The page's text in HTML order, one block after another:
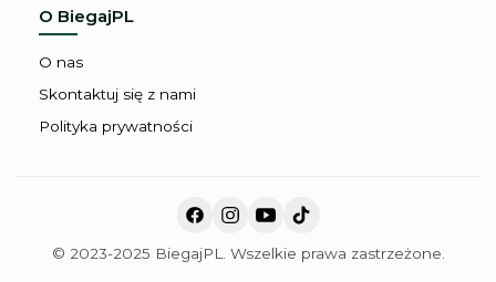
O BiegajPL
O nas
Skontaktuj się z nami
Polityka prywatności
© 2023-2025 BiegajPL. Wszelkie prawa zastrzeżone.